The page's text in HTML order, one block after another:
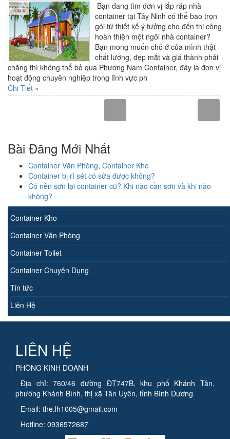
Bạn đang tìm đơn vị lắp ráp nhà
container tại Tây Ninh có thể bao trọn
gói từ thiết kế ý tưởng cho đến thi công
hoàn thiện một ngôi nhà container?
Bạn mong muốn chỗ ở của mình thật
chất lượng, đẹp mắt và giá thành phải
chăng thì không thể bỏ qua Phương Nam Container, đây là đơn vị
hoạt động chuyên nghiệp trong lĩnh vực ph
Chi Tiết »
Bài Đăng Mới Nhất
Container Văn Phòng, Container Kho
Container bị rỉ sét có sửa được không?
Có nên sơn lại container cũ? Khi nào cần sơn và khi nào
không?
Container Kho
Container Văn Phòng
Container Toilet
Container Chuyên Dụng
Tin tức
Liên Hệ
LIÊN HỆ
PHÒNG KINH DOANH
Địa chỉ: 760/46 đường ĐT747B, khu phố Khánh Tân,
phường Khánh Bình, thị xã Tân Uyên, tỉnh Bình Dương
Email: the.lh1005@gmail.com
Hotline: 0936572687